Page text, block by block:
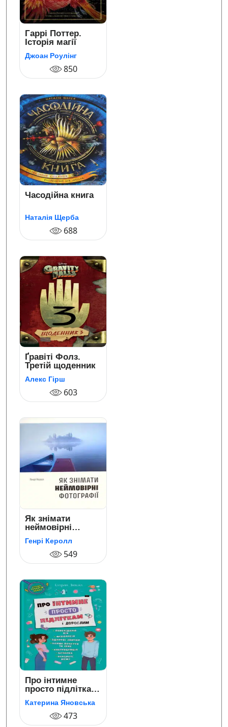
Гаррі Поттер.
Історія магії
Джоан Роулінг
850
Часодійна книга
Наталія Щерба
688
Ґравіті Фолз.
Третій щоденник
Алекс Гірш
603
Як знімати
неймовірні
фотографії
Генрі Керолл
549
Про інтимне
просто підліткам
і дорослим
Катерина Яновська
473